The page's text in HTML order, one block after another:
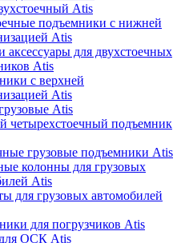
Atis
подъемники с нижней
Atis
для двухстоечных
Atis
с верхней
Atis
Atis
четырехстоечный подъемник
грузовые подъемники Atis
колонны для грузовых
Atis
для грузовых автомобилей
для погрузчиков Atis
ОСК Atis